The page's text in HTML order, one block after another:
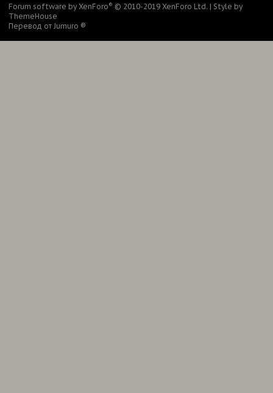
Forum software by XenForo® © 2010-2019 XenForo Ltd. | Style by
ThemeHouse
Перевод от Jumuro ®